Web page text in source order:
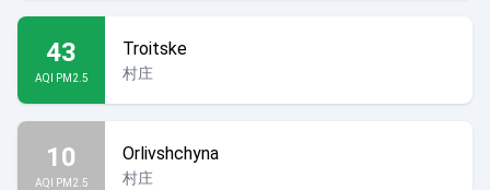
43
AQI PM2.5
Troitske
村庄
10
AQI PM2.5
Orlivshchyna
村庄